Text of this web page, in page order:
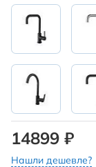
14899 ₽
Нашли дешевле?